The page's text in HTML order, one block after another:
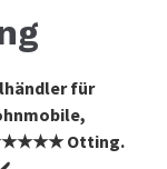
für
★★★★★ Otting.